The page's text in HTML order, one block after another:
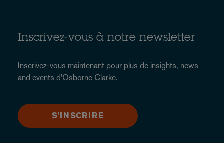
Inscrivez-vous à notre newsletter
Inscrivez-vous maintenant pour plus de insights, news
and events d'Osborne Clarke.
S'INSCRIRE